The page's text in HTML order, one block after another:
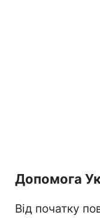
Допомога
Від початку